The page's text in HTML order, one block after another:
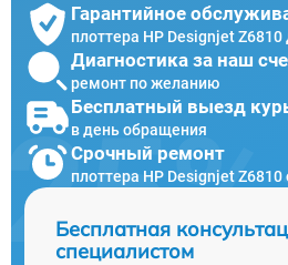
Гарантийное
плоттера HP Designjet Z6810
Диагностика за наш
ремонт по желанию
Бесплатный выезд
в день обращения
Срочный ремонт
плоттера HP Designjet Z6810
Бесплатная
специалистом